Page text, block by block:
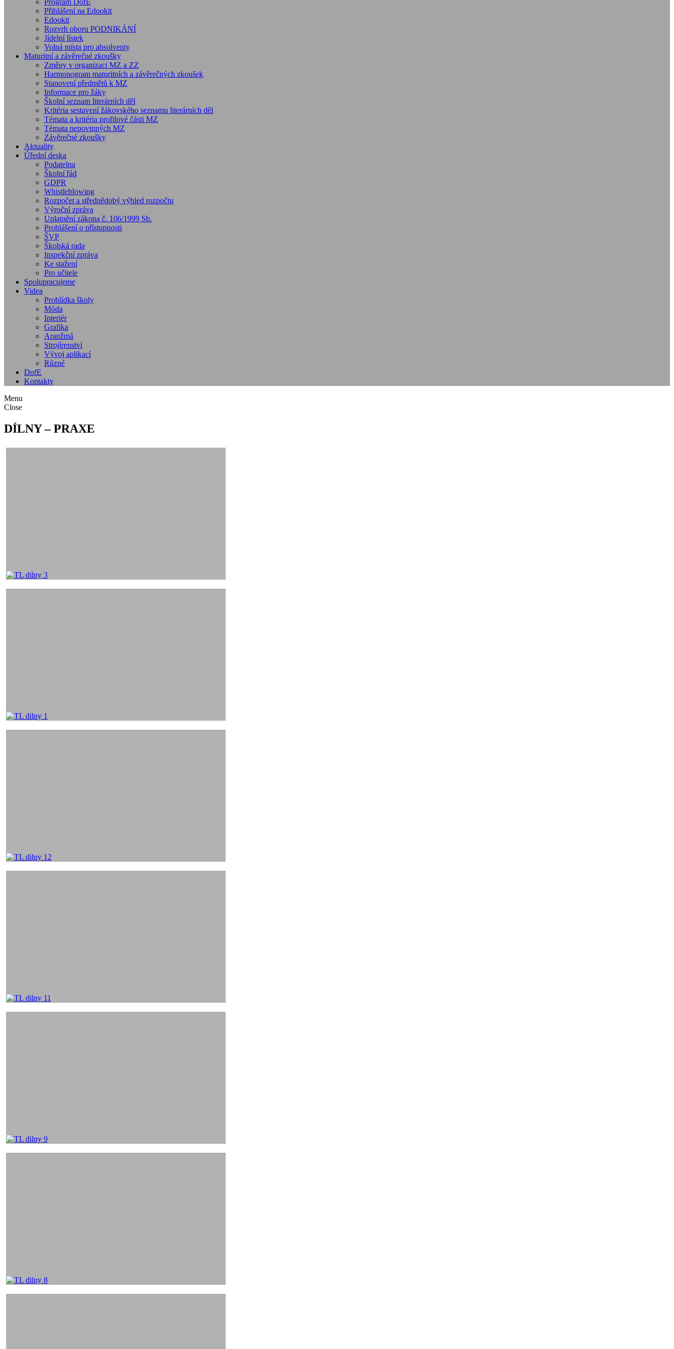
Program DofE
Přihlášení na Edookit
Edookit
Rozvrh oboru PODNIKÁNÍ
Jídelní lístek
Volná místa pro absolventy
Maturitní a závěrečné zkoušky
Změny v organizaci MZ a ZZ
Harmonogram maturitních a závěrečných zkoušek
Stanovení předmětů k MZ
Informace pro žáky
Školní seznam literárních děl
Kritéria sestavení žákovského seznamu literárních děl
Témata a kritéria profilové části MZ
Témata nepovinných MZ
Závěrečné zkoušky
Aktuality
Úřední deska
Podatelna
Školní řád
GDPR
Whistleblowing
Rozpočet a střednědobý výhled rozpočtu
Výroční zpráva
Uplatnění zákona č. 106/1999 Sb.
Prohlášení o přístupnosti
ŠVP
Školská rada
Inspekční zpráva
Ke stažení
Pro učitele
Spolupracujeme
Videa
Prohlídka školy
Móda
Interiér
Grafika
Aranžmá
Strojírenství
Vývoj aplikací
Různé
DofE
Kontakty
Menu
Close
DÍLNY – PRAXE